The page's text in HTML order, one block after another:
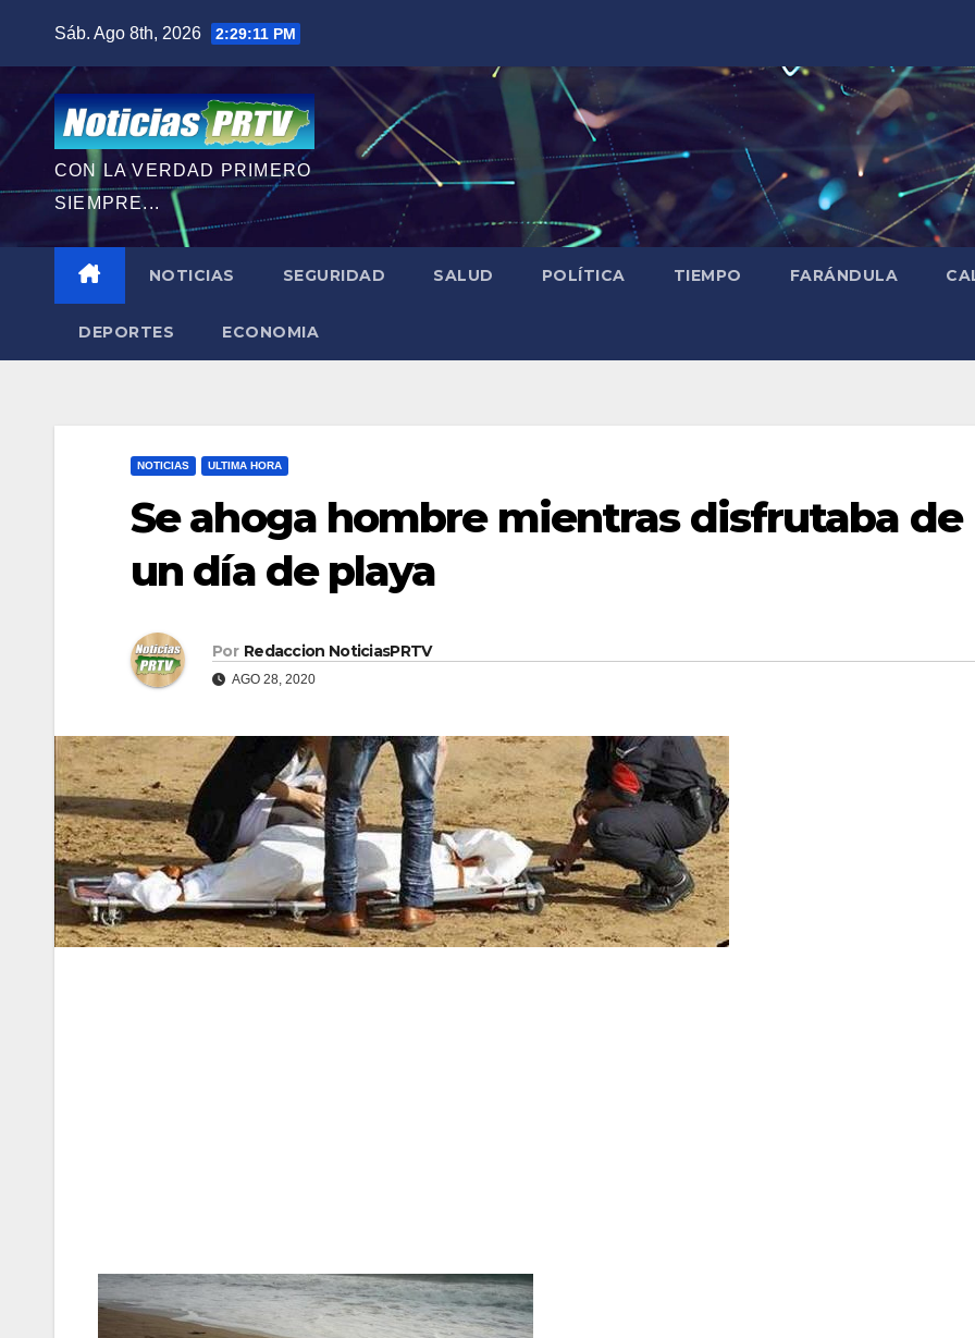
contenido
Sáb. Ago 8th, 2026 2:29:12 PM
CON LA VERDAD PRIMERO
SIEMPRE...
NOTICIAS SEGURIDAD SALUD POLÍTICA TIEMPO FARÁNDULA
DEPORTES ECONOMIA
NOTICIAS ULTIMA HORA
Se ahoga hombre mientras disfrutaba de
un día de playa
Por Redaccion NoticiasPRTV
AGO 28, 2020